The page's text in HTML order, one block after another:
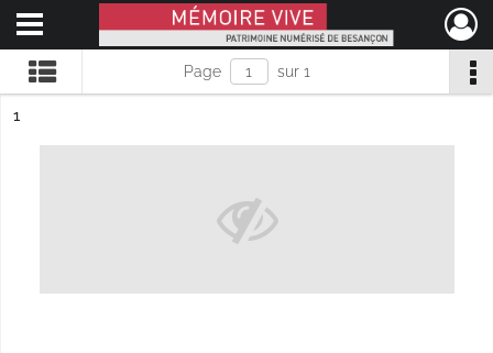
Mémoire Vive patrimoine numérisé de Besançon
Ouvrir le menu déroulant
Page sur 1
n°
1